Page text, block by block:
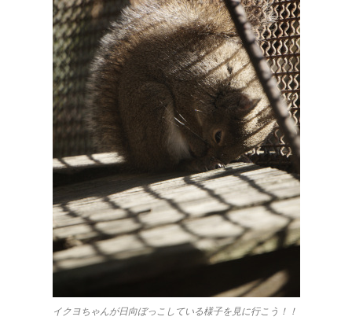
イクヨちゃんが日向ぼっこしている様子を見に行こう！！